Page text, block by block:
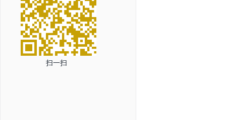
扫一扫